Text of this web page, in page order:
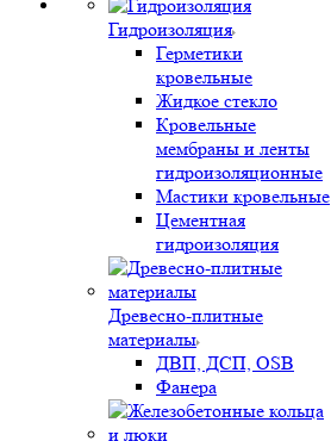
Гидроизоляция
Герметики
кровельные
Жидкое стекло
Кровельные
мембраны и ленты
гидроизоляционные
Мастики кровельные
Цементная
гидроизоляция
Древесно-плитные
материалы
ДВП, ДСП, OSB
Фанера